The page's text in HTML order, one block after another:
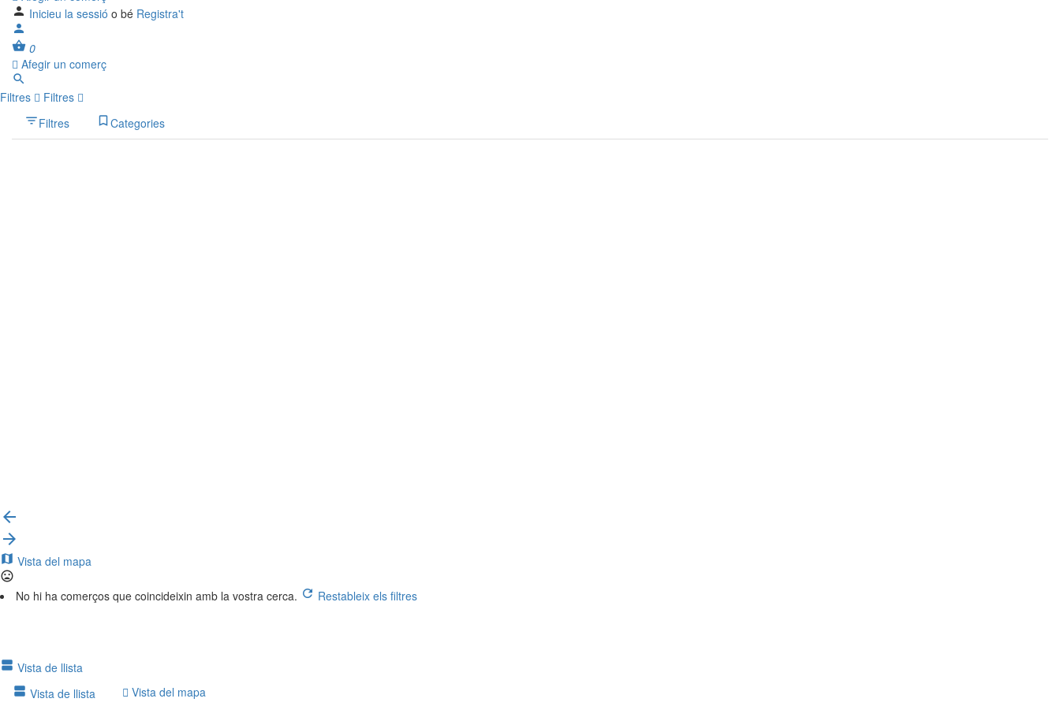
Inicieu la sessió o bé Registra't
0
Afegir un comerç
Filtres
Filtres
Filtres
Categories
arrow_backward
arrow_forward
Vista del mapa
No hi ha comerços que coincideixin amb la vostra cerca. Restableix els filtres
Vista de llista
Vista de llista
Vista del mapa